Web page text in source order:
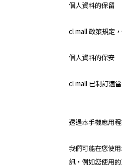
個人資料的保留
cl mall 政策規定
個人資料的保安
cl mall 已制訂適
透過本手機應用
我們可能在您使
訊，例如您使用